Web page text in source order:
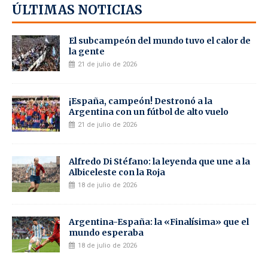
ÚLTIMAS NOTICIAS
El subcampeón del mundo tuvo el calor de
la gente
21 de julio de 2026
¡España, campeón! Destronó a la
Argentina con un fútbol de alto vuelo
21 de julio de 2026
Alfredo Di Stéfano: la leyenda que une a la
Albiceleste con la Roja
18 de julio de 2026
Argentina-España: la «Finalísima» que el
mundo esperaba
18 de julio de 2026